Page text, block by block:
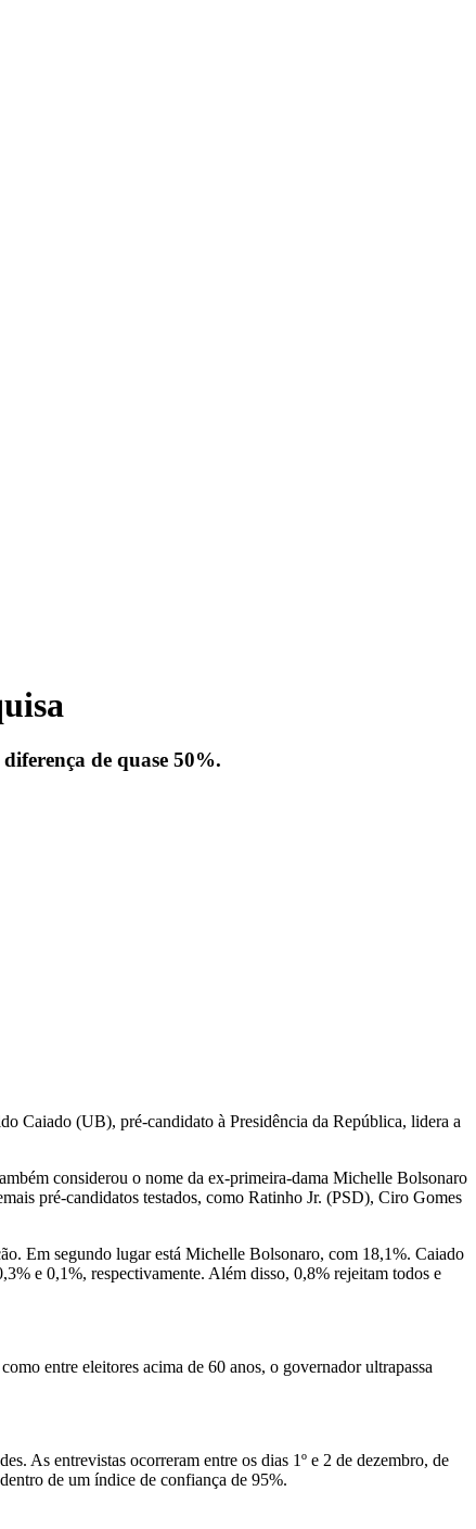
de quase 50%.
Caiado (UB), pré-candidato à Presidência da República, lidera a
considerou o nome da ex-primeira-dama Michelle Bolsonaro
pré-candidatos testados, como Ratinho Jr. (PSD), Ciro Gomes
Em segundo lugar está Michelle Bolsonaro, com 18,1%. Caiado
e 0,1%, respectivamente. Além disso, 0,8% rejeitam todos e
entre eleitores acima de 60 anos, o governador ultrapassa
As entrevistas ocorreram entre os dias 1º e 2 de dezembro, de
de um índice de confiança de 95%.